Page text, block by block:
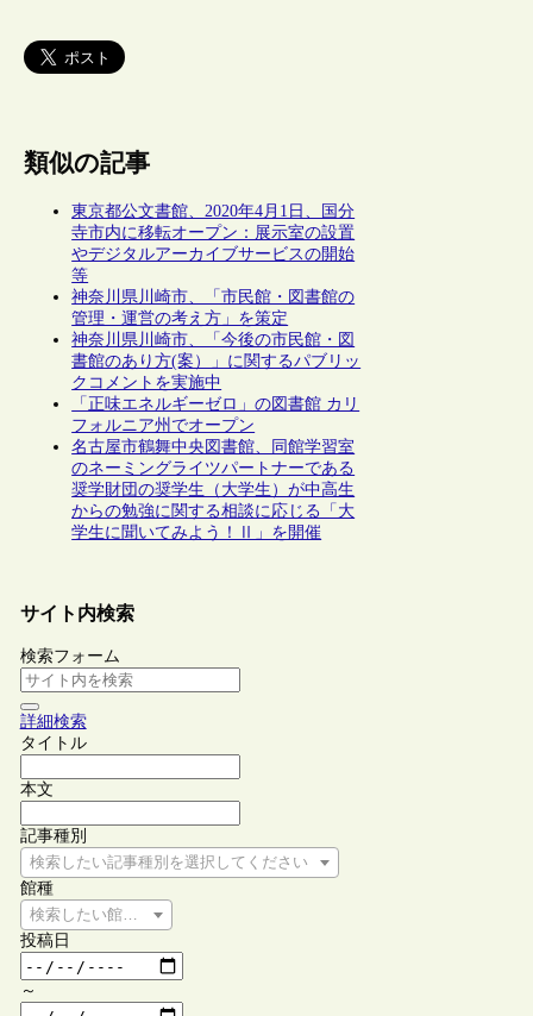
類似の記事
東京都公文書館、2020年4月1日、国分
寺市内に移転オープン：展示室の設置
やデジタルアーカイブサービスの開始
等
神奈川県川崎市、「市民館・図書館の
管理・運営の考え方」を策定
神奈川県川崎市、「今後の市民館・図
書館のあり方(案）」に関するパブリッ
クコメントを実施中
「正味エネルギーゼロ」の図書館 カリ
フォルニア州でオープン
名古屋市鶴舞中央図書館、同館学習室
のネーミングライツパートナーである
奨学財団の奨学生（大学生）が中高生
からの勉強に関する相談に応じる「大
学生に聞いてみよう！Ⅱ」を開催
サイト内検索
検索フォーム
詳細検索
タイトル
本文
記事種別
検索したい記事種別を選択してください
館種
検索したい館種を選択してください
投稿日
～